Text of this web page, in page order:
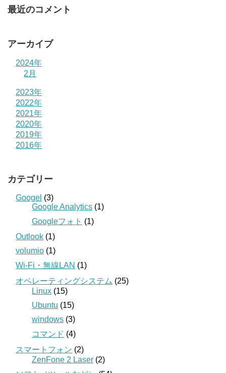
最近のコメント
アーカイブ
2024年
2月
2023年
2022年
2021年
2020年
2019年
2016年
カテゴリー
Googel (3)
Google Analytics (1)
Googleフォト (1)
Outlook (1)
volumio (1)
Wi-Fi・無線LAN (1)
オペレーティングシステム (25)
Linux (15)
Ubuntu (15)
windows (3)
コマンド (4)
スマートフォン (2)
ZenFone 2 Laser (2)